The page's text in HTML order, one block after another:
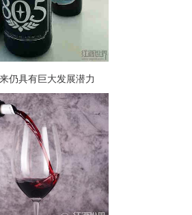
仍具有巨大发展潜力